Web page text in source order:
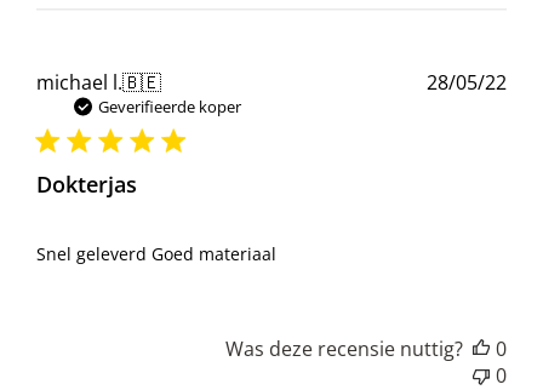
michael l.🇧🇪
Geverifieerde koper
Dokterjas
Snel geleverd Goed materiaal
28/05/22
Was deze recensie nuttig?
0
0